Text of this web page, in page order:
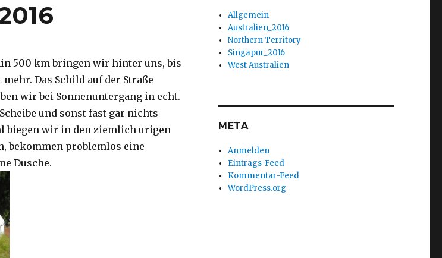
500 km bringen wir hinter uns, bis
Das Schild auf der Straße
wir bei Sonnenuntergang in echt.
und sonst fast gar nichts
biegen wir in den ziemlich urigen
bekommen problemlos eine
Dusche.
Allgemein
Australien_2016
Northern Territory
Singapur_2016
West Australien
META
Anmelden
Eintrags-Feed
Kommentar-Feed
WordPress.org